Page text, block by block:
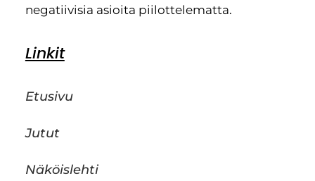
negatiivisia asioita piilottelematta.
Linkit
Etusivu
Jutut
Näköislehti